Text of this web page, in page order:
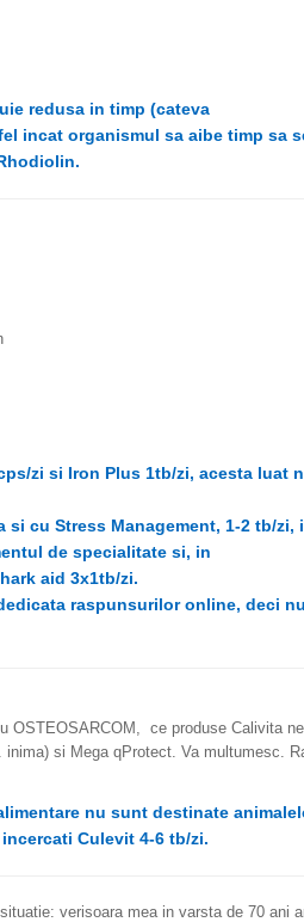
redusa in timp (cateva
incat organismul sa aibe timp sa
zi si Iron Plus 1tb/zi, acesta luat
cu Stress Management, 1-2 tb/zi,
de specialitate si, in
aid 3x1tb/zi.
raspunsurilor online, deci
OSTEOSARCOM, ce produse Calivita
si Mega qProtect. Va multumesc.
nu sunt destinate
Culevit 4-6 tb/zi.
verisoara mea in varsta de 70 ani